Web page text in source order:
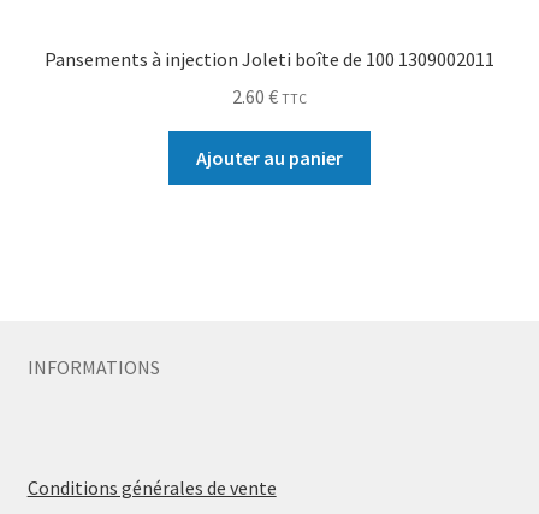
Pansements à injection Joleti boîte de 100 1309002011
2.60 € TTC
Ajouter au panier
INFORMATIONS
Conditions générales de vente